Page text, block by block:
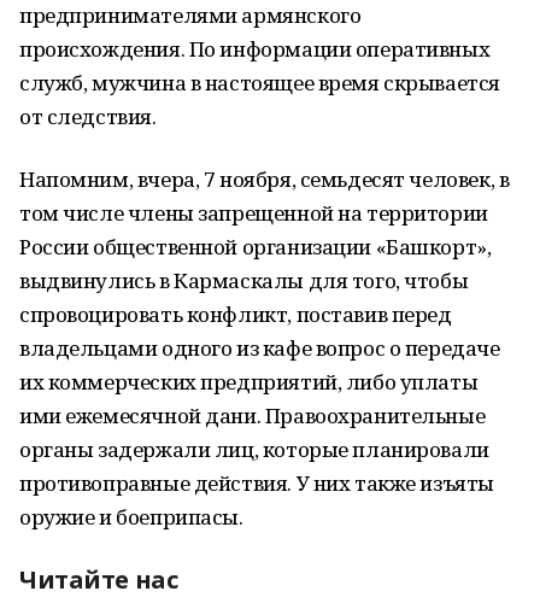
предпринимателями армянского
происхождения. По информации оперативных
служб, мужчина в настоящее время скрывается
от следствия.
Напомним, вчера, 7 ноября, семьдесят человек, в
том числе члены запрещенной на территории
России общественной организации «Башкорт»,
выдвинулись в Кармаскалы для того, чтобы
спровоцировать конфликт, поставив перед
владельцами одного из кафе вопрос о передаче
их коммерческих предприятий, либо уплаты
ими ежемесячной дани. Правоохранительные
органы задержали лиц, которые планировали
противоправные действия. У них также изъяты
оружие и боеприпасы.
Читайте нас